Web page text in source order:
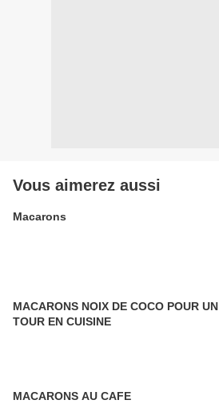
Vous aimerez aussi
Macarons
MACARONS NOIX DE COCO POUR UN
TOUR EN CUISINE
MACARONS AU CAFE